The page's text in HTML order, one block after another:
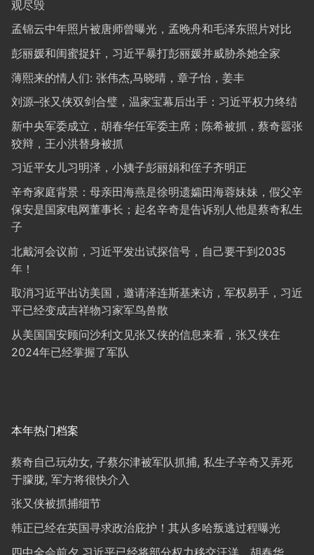
观尽毁
孟锦云中年照片被唐师曾曝光，孟晚舟和毛泽东照片对比
彭丽媛和闺蜜捉奸，习近平暴打彭丽媛并威胁杀她全家
薄熙来的情人们: 张伟杰,马晓晴，章子怡，姜丰
刘源–张又侠双剑合璧，温家宝幕后出手：习近平权力终结
新中央军委成立，胡春华任军委主席；陈希被抓，蔡奇嚣张
狡辩，王小洪替身被抓
习近平女儿习明泽，小姨子彭丽娟和侄子齐明正
辛奇家庭背景：母亲田海燕是徐明遗孀田海蓉妹妹，假父辛
保安是国家电网董事长；起名辛奇是告诉别人他是蔡奇私生
子
北戴河会议前，习近平发出试探信号，自己要干到2035
年！
取消习近平出访美国，邀请泽连斯基来访，军权易手，习近
平已经变成吉祥物习家军鸟兽散
从美国国安顾问沙利文见张又侠的信息来看，张又侠在
2024年已经掌握了军队
本年热门档案
蔡奇自己玩幼女, 子蔡尔津被军队抓捕, 私生子辛奇又弄死
于朦胧, 军方将很快介入
张又侠被抓捕细节
韩正已经在英国寻求政治庇护！其从多哈叛逃过程曝光
四中全会前夕 习近平已经将部分权力移交汪洋、胡春华